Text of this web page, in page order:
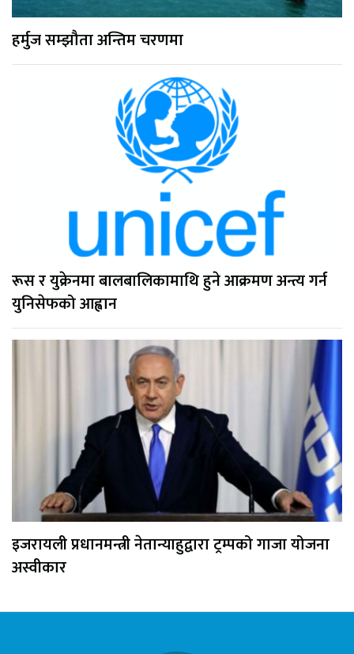
हर्मुज सम्झौता अन्तिम चरणमा
रूस र युक्रेनमा बालबालिकामाथि हुने आक्रमण अन्त्य गर्न
युनिसेफको आह्वान
इजरायली प्रधानमन्त्री नेतान्याहुद्वारा ट्रम्पको गाजा योजना
अस्वीकार